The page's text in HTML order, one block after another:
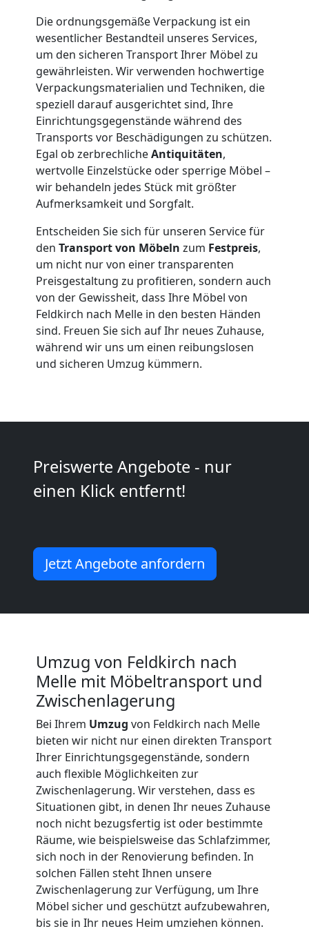
Die ordnungsgemäße Verpackung ist ein
wesentlicher Bestandteil unseres Services,
um den sicheren Transport Ihrer Möbel zu
gewährleisten. Wir verwenden hochwertige
Verpackungsmaterialien und Techniken, die
speziell darauf ausgerichtet sind, Ihre
Einrichtungsgegenstände während des
Transports vor Beschädigungen zu schützen.
Egal ob zerbrechlicheAntiquitäten,
wertvolle Einzelstücke oder sperrige Möbel –
wir behandeln jedes Stück mit größter
Aufmerksamkeit und Sorgfalt.
Entscheiden Sie sich für unseren Service für
den Transport von Möbeln zum Festpreis,
um nicht nur von einer transparenten
Preisgestaltung zu profitieren, sondern auch
von der Gewissheit, dass Ihre Möbel von
Feldkirch nach Melle in den besten Händen
sind. Freuen Sie sich auf Ihr neues Zuhause,
während wir uns um einen reibungslosen
und sicheren Umzug kümmern.
Preiswerte Angebote - nur
einen Klick entfernt!
Jetzt Angebote anfordern
Umzug von Feldkirch nach
Melle mit Möbeltransport und
Zwischenlagerung
Bei Ihrem Umzug von Feldkirch nach Melle
bieten wir nicht nur einen direkten Transport
Ihrer Einrichtungsgegenstände, sondern
auch flexible Möglichkeiten zur
Zwischenlagerung. Wir verstehen, dass es
Situationen gibt, in denen Ihr neues Zuhause
noch nicht bezugsfertig ist oder bestimmte
Räume, wie beispielsweise das Schlafzimmer,
sich noch in der Renovierung befinden. In
solchen Fällen steht Ihnen unsere
Zwischenlagerung zur Verfügung, um Ihre
Möbel sicher und geschützt aufzubewahren,
bis sie in Ihr neues Heim umziehen können.
Lagerung
Feldkirch
Full-
Service-
Umzug
Feldkirch
Qualitäts-
Umzüge
Feldkirch
Feldkirch
Anfrage
National
Möbeltransport
International
Beiladung
National
Beiladung
International
Internationaler
Umzug